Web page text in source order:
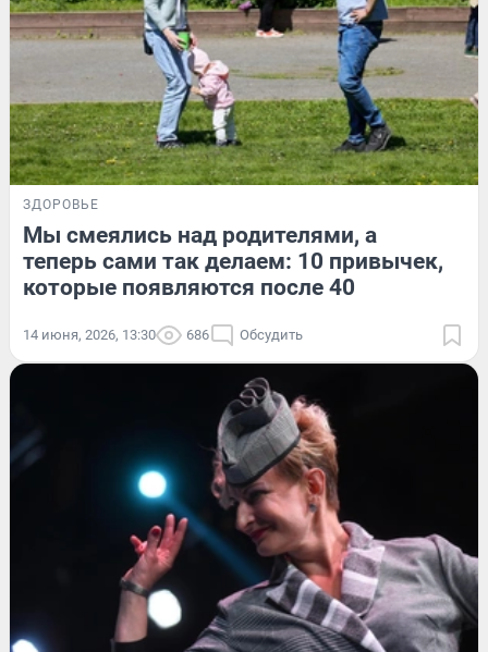
ЗДОРОВЬЕ
Мы смеялись над родителями, а
теперь сами так делаем: 10 привычек,
которые появляются после 40
14 июня, 2026, 13:30 686 Обсудить